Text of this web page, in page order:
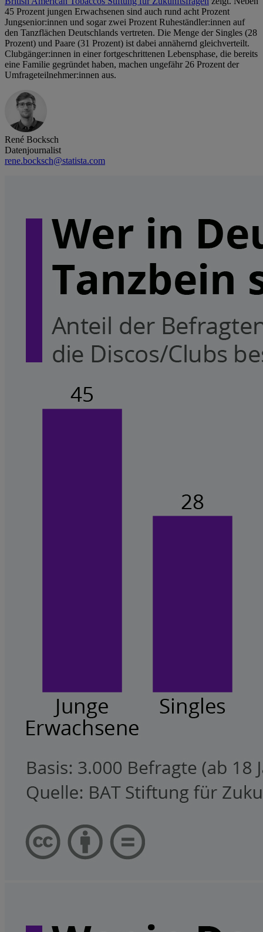
45 Prozent jungen Erwachsenen sind auch rund acht Prozent
Jungsenior:innen und sogar zwei Prozent Ruheständler:innen auf
den Tanzflächen Deutschlands vertreten. Die Menge der Singles (28
Prozent) und Paare (31 Prozent) ist dabei annähernd gleichverteilt.
Clubgänger:innen in einer fortgeschrittenen Lebensphase, die bereits
eine Familie gegründet haben, machen ungefähr 26 Prozent der
Umfrageteilnehmer:innen aus.
René Bocksch
Datenjournalist
rene.bocksch@statista.com